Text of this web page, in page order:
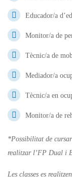
Educador/a
Monitor/a de
Tècnic/a de
Mediador/a
Tècnic/a en
Monitor/a de
*Possibilitat de
realitzar l’FP Dual i
Les classes es